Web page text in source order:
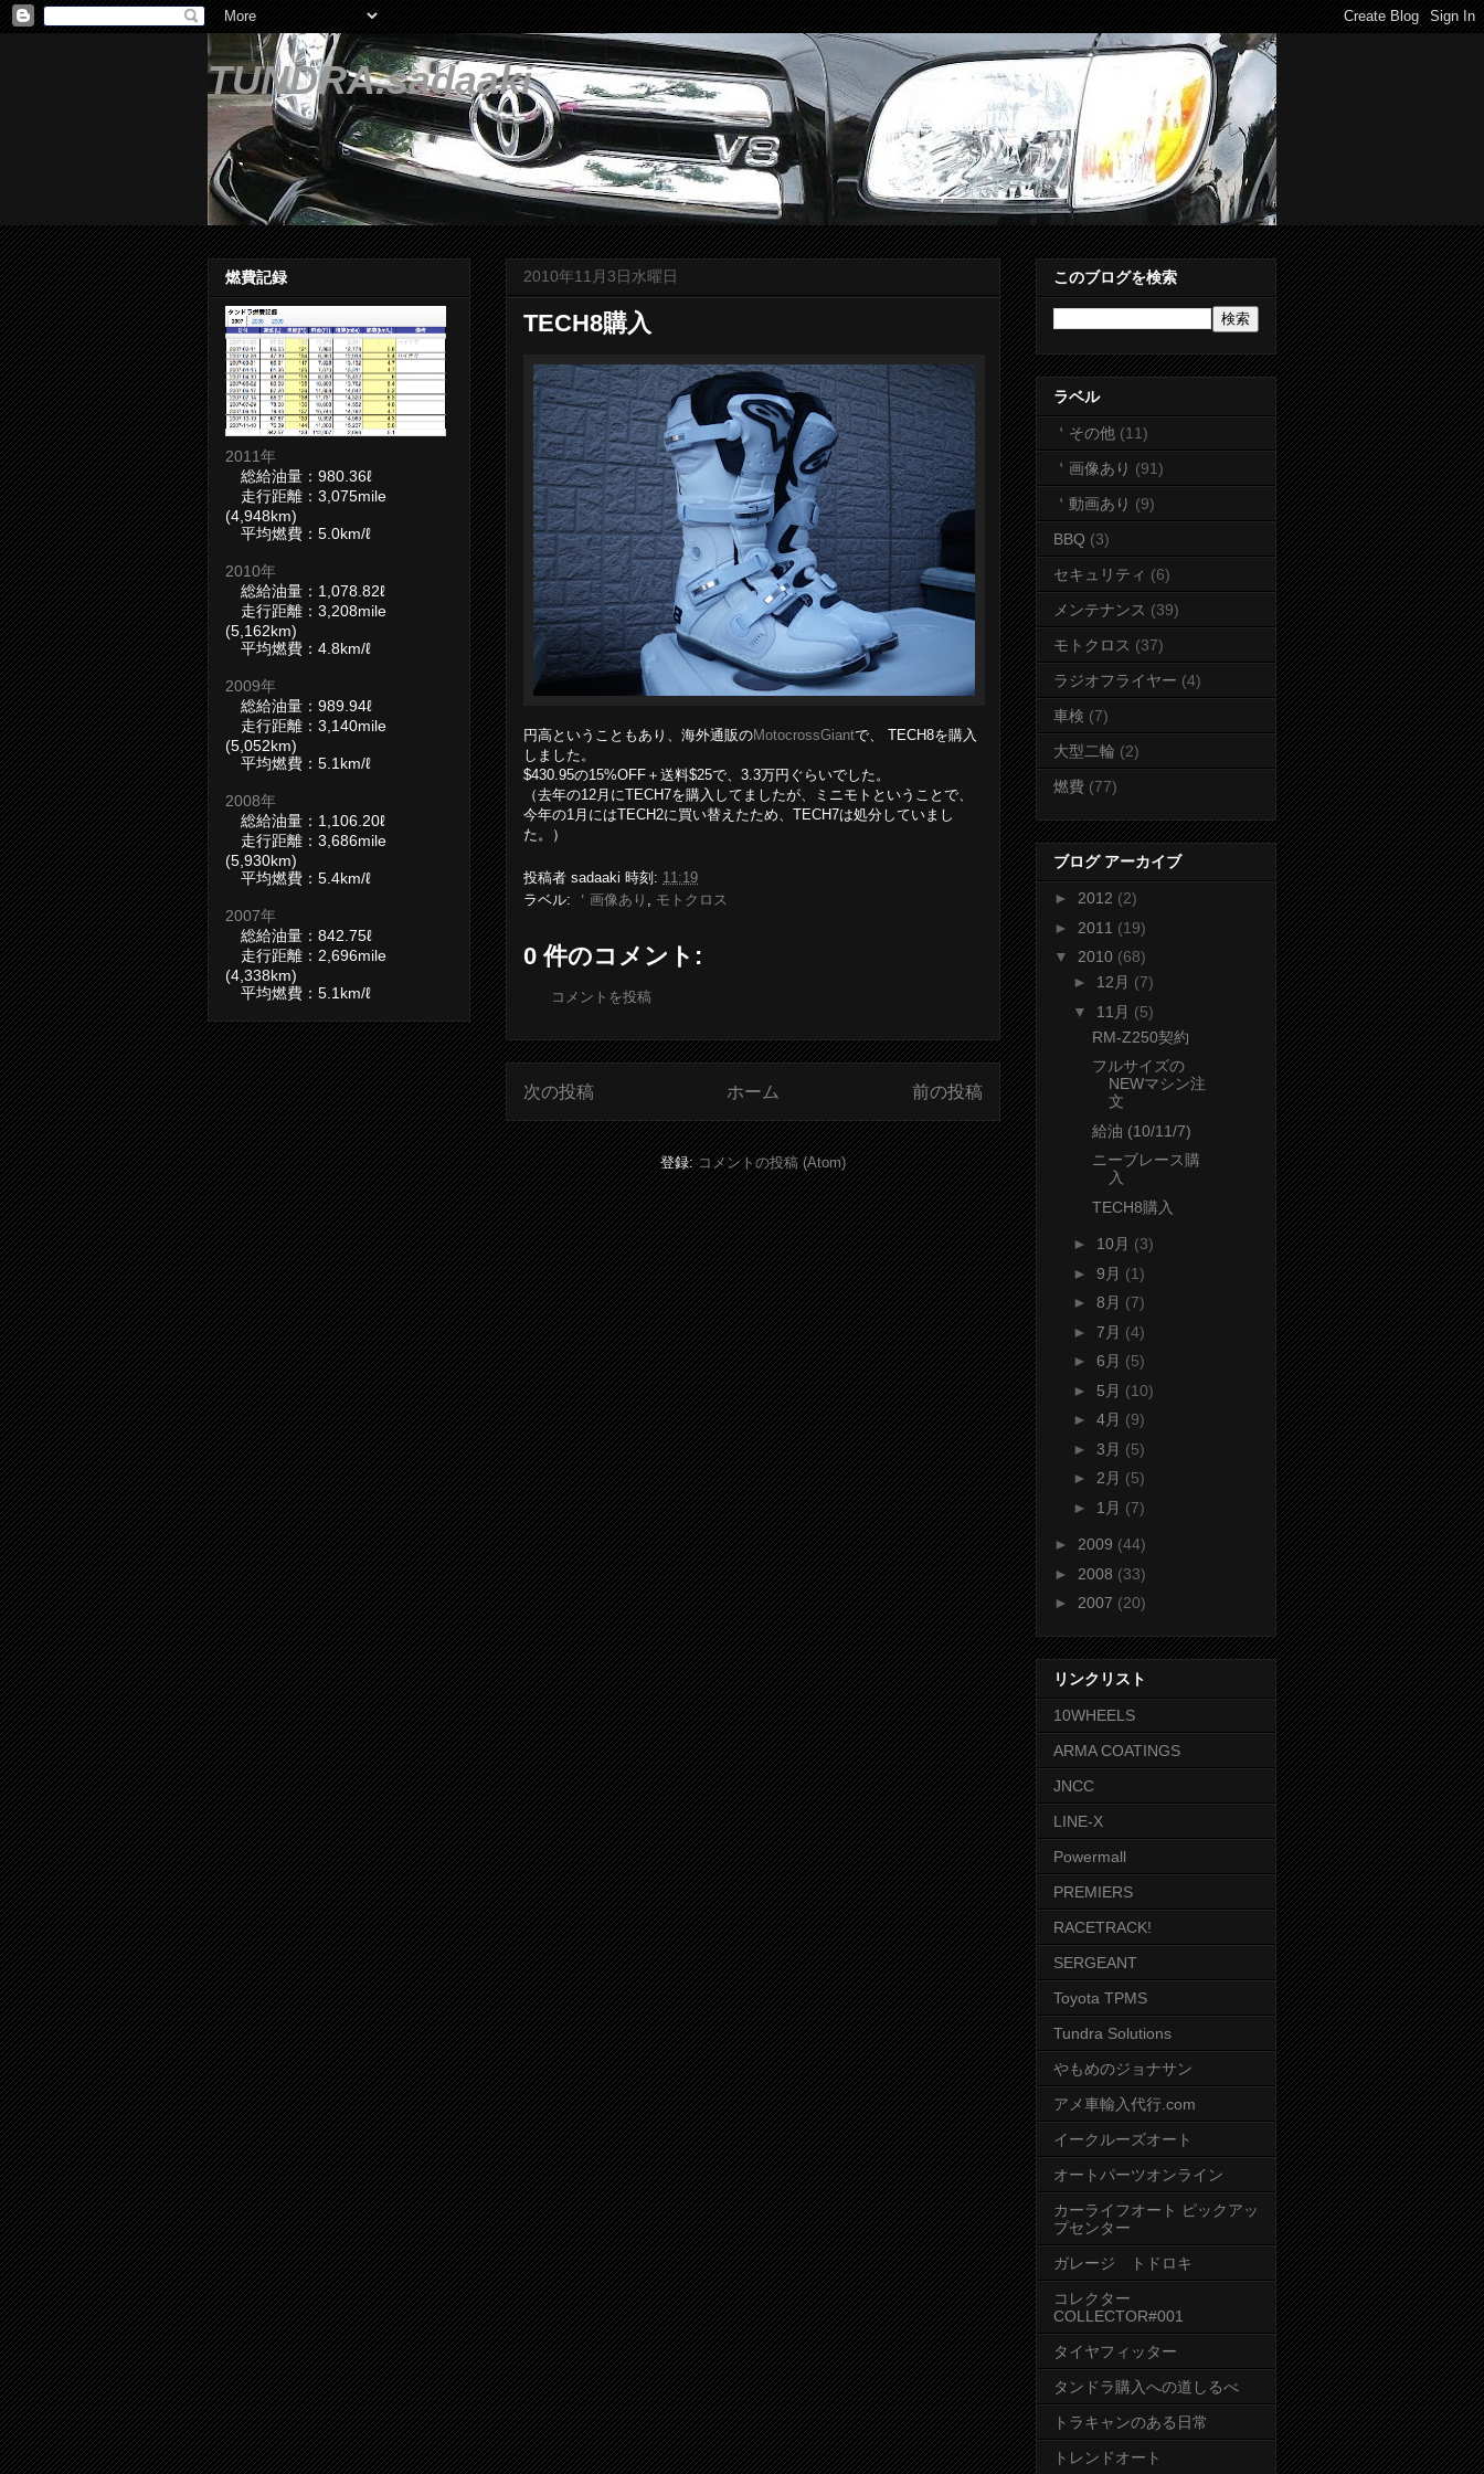
TUNDRA.sadaaki
2010年11月3日水曜日
TECH8購入
円高ということもあり、海外通販のMotocrossGiantで、 TECH8を購入
しました。
$430.95の15%OFF＋送料$25で、3.3万円ぐらいでした。
（去年の12月にTECH7を購入してましたが、ミニモトということで、
今年の1月にはTECH2に買い替えたため、TECH7は処分していまし
た。）
投稿者 sadaaki 時刻: 11:19
ラベル:
＇画像あり モトクロス
0 件のコメント:
コメントを投稿
次の投稿 前の投稿
ホーム
登録:コメントの投稿 (Atom)
燃費記録
2011年
総給油量：980.36ℓ
走行距離：3,075mile
(4,948km)
平均燃費：5.0km/ℓ
2010年
総給油量：1,078.82ℓ
走行距離：3,208mile
(5,162km)
平均燃費：4.8km/ℓ
2009年
総給油量：989.94ℓ
走行距離：3,140mile
(5,052km)
平均燃費：5.1km/ℓ
2008年
総給油量：1,106.20ℓ
走行距離：3,686mile
(5,930km)
平均燃費：5.4km/ℓ
2007年
総給油量：842.75ℓ
走行距離：2,696mile
(4,338km)
平均燃費：5.1km/ℓ
このブログを検索
ラベル
＇その他 (11)
＇画像あり (91)
＇動画あり (9)
BBQ (3)
セキュリティ (6)
メンテナンス (39)
モトクロス (37)
ラジオフライヤー (4)
車検 (7)
大型二輪 (2)
燃費 (77)
ブログ アーカイブ
► 2012 (2)
► 2011 (19)
▼ 2010 (68)
► 12月 (7)
▼ 11月 (5)
RM-Z250契約
フルサイズの
NEWマシン注
文
給油 (10/11/7)
ニーブレース購
入
TECH8購入
► 10月 (3)
► 9月 (1)
► 8月 (7)
► 7月 (4)
► 6月 (5)
► 5月 (10)
► 4月 (9)
► 3月 (5)
► 2月 (5)
► 1月 (7)
► 2009 (44)
► 2008 (33)
► 2007 (20)
リンクリスト
10WHEELS
ARMA COATINGS
JNCC
LINE-X
Powermall
PREMIERS
RACETRACK!
SERGEANT
Toyota TPMS
Tundra Solutions
やもめのジョナサン
アメ車輸入代行.com
イークルーズオート
オートパーツオンライン
カーライフオート ピックアッ
プセンター
ガレージ トドロキ
コレクター
COLLECTOR#001
タイヤフィッター
タンドラ購入への道しるべ
トラキャンのある日常
トレンドオート